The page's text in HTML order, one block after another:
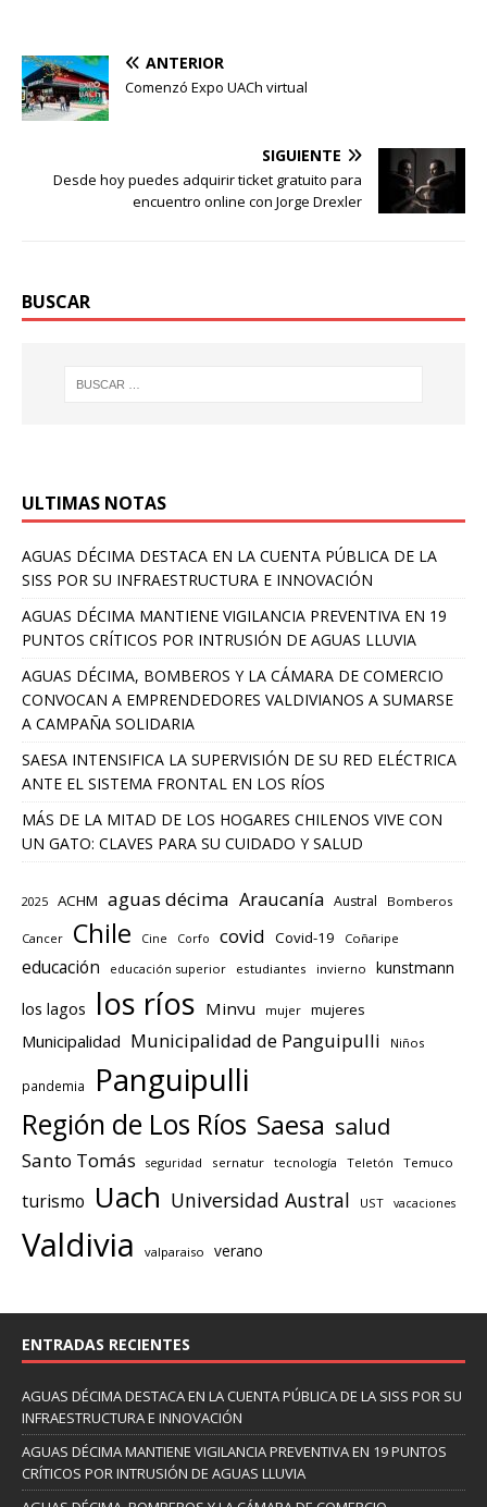
ANTERIOR
Comenzó Expo UACh virtual
SIGUIENTE
Desde hoy puedes adquirir ticket gratuito para
encuentro online con Jorge Drexler
BUSCAR
ULTIMAS NOTAS
AGUAS DÉCIMA DESTACA EN LA CUENTA PÚBLICA DE LA
SISS POR SU INFRAESTRUCTURA E INNOVACIÓN
AGUAS DÉCIMA MANTIENE VIGILANCIA PREVENTIVA EN 19
PUNTOS CRÍTICOS POR INTRUSIÓN DE AGUAS LLUVIA
AGUAS DÉCIMA, BOMBEROS Y LA CÁMARA DE COMERCIO
CONVOCAN A EMPRENDEDORES VALDIVIANOS A SUMARSE
A CAMPAÑA SOLIDARIA
SAESA INTENSIFICA LA SUPERVISIÓN DE SU RED ELÉCTRICA
ANTE EL SISTEMA FRONTAL EN LOS RÍOS
MÁS DE LA MITAD DE LOS HOGARES CHILENOS VIVE CON
UN GATO: CLAVES PARA SU CUIDADO Y SALUD
2025 ACHM aguas décima Araucanía Austral Bomberos
Cancer Chile Cine Corfo covid Covid-19 Coñaripe
educación educación superior estudiantes invierno kunstmann
los lagos los ríos Minvu mujer mujeres
Municipalidad Municipalidad de Panguipulli Niños
pandemia Panguipulli
Región de Los Ríos Saesa salud
Santo Tomás seguridad sernatur tecnología Teletón Temuco
turismo Uach Universidad Austral UST vacaciones
Valdivia valparaiso verano
ENTRADAS RECIENTES
AGUAS DÉCIMA DESTACA EN LA CUENTA PÚBLICA DE LA SISS POR SU
INFRAESTRUCTURA E INNOVACIÓN
AGUAS DÉCIMA MANTIENE VIGILANCIA PREVENTIVA EN 19 PUNTOS
CRÍTICOS POR INTRUSIÓN DE AGUAS LLUVIA